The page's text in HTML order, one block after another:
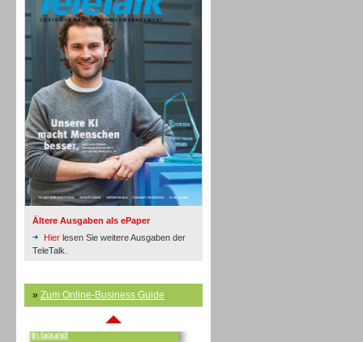
Ältere Ausgaben als ePaper
Hier lesen Sie weitere Ausgaben der
TeleTalk.
» Zum Online-Business Guide
Inbound
Inbound